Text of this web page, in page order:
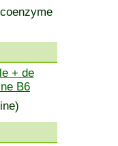
+ de
B6